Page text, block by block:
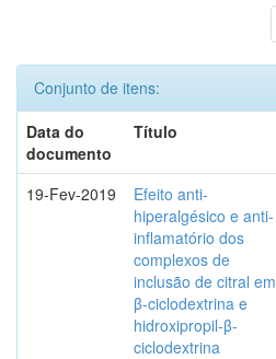
Conjunto de itens:
Data do
documento
Título
19-Fev-2019
Efeito anti-
hiperalgésico e anti-
inflamatório dos
complexos de
inclusão de citral em
β-ciclodextrina e
hidroxipropil-β-
ciclodextrina